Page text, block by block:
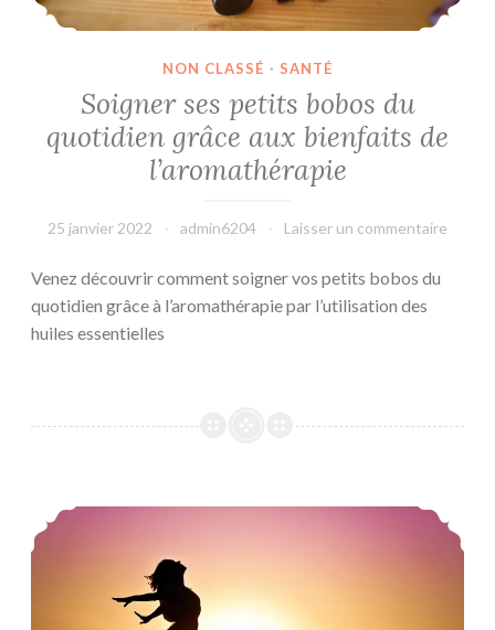
NON CLASSÉ · SANTÉ
Soigner ses petits bobos du
quotidien grâce aux bienfaits de
l’aromathérapie
25 janvier 2022 admin6204 Laisser un commentaire
Venez découvrir comment soigner vos petits bobos du
quotidien grâce à l’aromathérapie par l’utilisation des
huiles essentielles
Comment atteindre l’accomplissement de soi ?